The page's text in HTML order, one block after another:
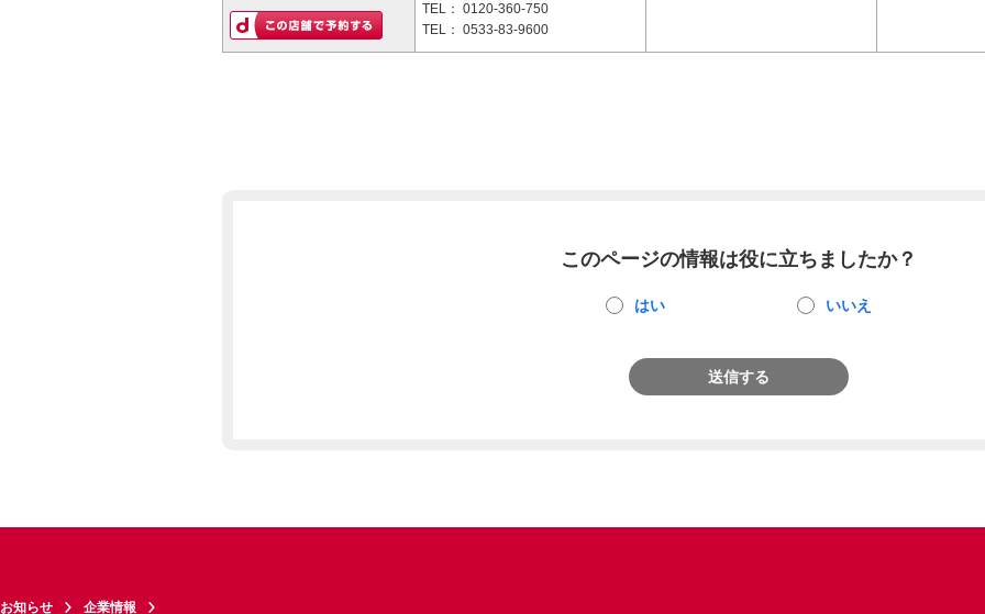
TEL： 0120-360-750
TEL： 0533-83-9600
このページの情報は役に立ちましたか？
はい いいえ
送信する
お知らせ 企業情報